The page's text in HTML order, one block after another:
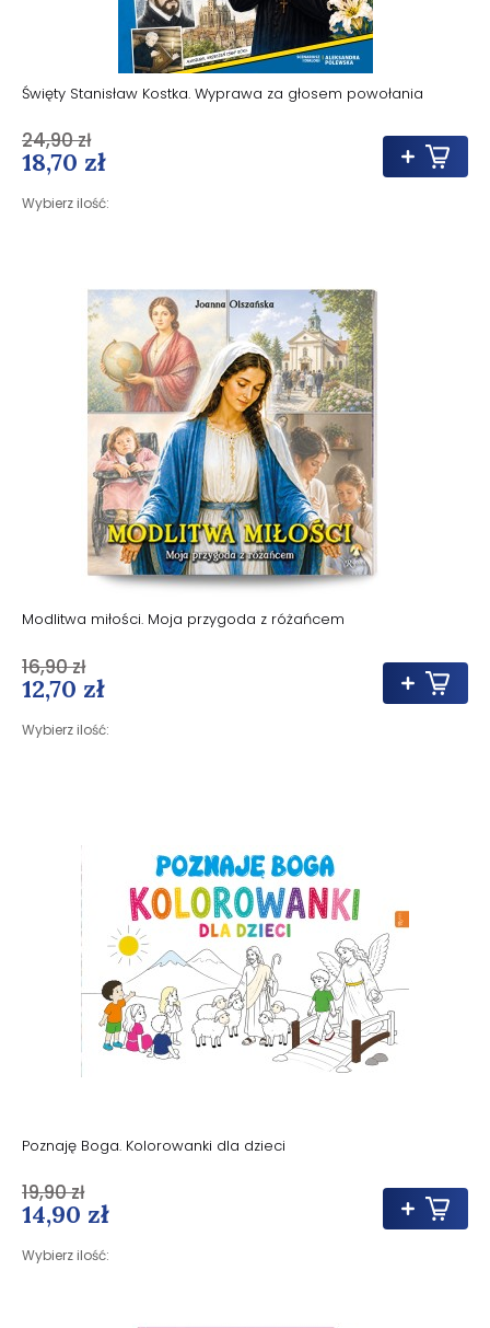
Święty Stanisław Kostka. Wyprawa za głosem powołania
18,70 zł
Wybierz ilość:
24,90 zł
Modlitwa miłości. Moja przygoda z różańcem
12,70 zł
Wybierz ilość:
16,90 zł
Poznaję Boga. Kolorowanki dla dzieci
14,90 zł
Wybierz ilość:
19,90 zł